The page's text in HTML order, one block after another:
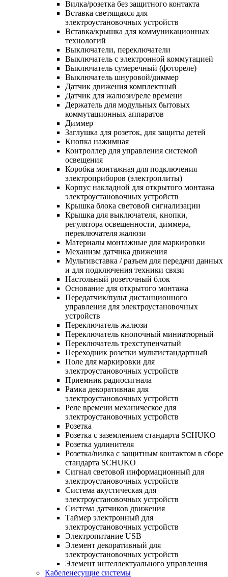
Вилка/розетка без защитного контакта
Вставка светящаяся для
электроустановочных устройств
Вставка/крышка для коммуникационных
технологий
Выключатели, переключатели
Выключатель с электронной коммутацией
Выключатель сумеречный (фотореле)
Выключатель шнуровой/диммер
Датчик движения комплектный
Датчик для жалюзи/реле времени
Держатель для модульных бытовых
коммутационных аппаратов
Диммер
Заглушка для розеток, для защиты детей
Кнопка нажимная
Контроллер для управления системой
освещения
Коробка монтажная для подключения
электроприборов (электроплиты)
Корпус накладной для открытого монтажа
электроустановочных устройств
Крышка блока световой сигнализации
Крышка для выключателя, кнопки,
регулятора освещенности, диммера,
переключателя жалюзи
Материалы монтажные для маркировки
Механизм датчика движения
Мультивставка / разъем для передачи данных
и для подключения техники связи
Настольный розеточный блок
Основание для открытого монтажа
Передатчик/пульт дистанционного
управления для электроустановочных
устройств
Переключатель жалюзи
Переключатель кнопочный миниатюрный
Переключатель трехступенчатый
Переходник розетки мультистандартный
Поле для маркировки для
электроустановочных устройств
Приемник радиосигнала
Рамка декоративная для
электроустановочных устройств
Реле времени механическое для
электроустановочных устройств
Розетка
Розетка с заземлением стандарта SCHUKO
Розетка удлинителя
Розетка/вилка с защитным контактом в сборе
стандарта SCHUKO
Сигнал световой информационный для
электроустановочных устройств
Система акустическая для
электроустановочных устройств
Система датчиков движения
Таймер электронный для
электроустановочных устройств
Электропитание USB
Элемент декоративный для
электроустановочных устройств
Элемент интеллектуального управления
Кабеленесущие системы